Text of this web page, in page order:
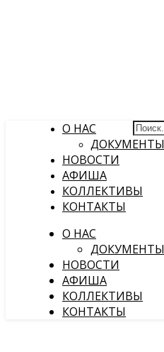
О НАС
ДОКУМЕНТЫ
НОВОСТИ
АФИША
КОЛЛЕКТИВЫ
КОНТАКТЫ
О НАС
ДОКУМЕНТЫ
НОВОСТИ
АФИША
КОЛЛЕКТИВЫ
КОНТАКТЫ